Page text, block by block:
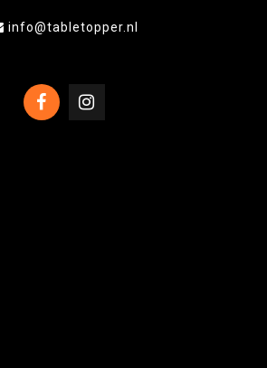
info@tabletopper.nl